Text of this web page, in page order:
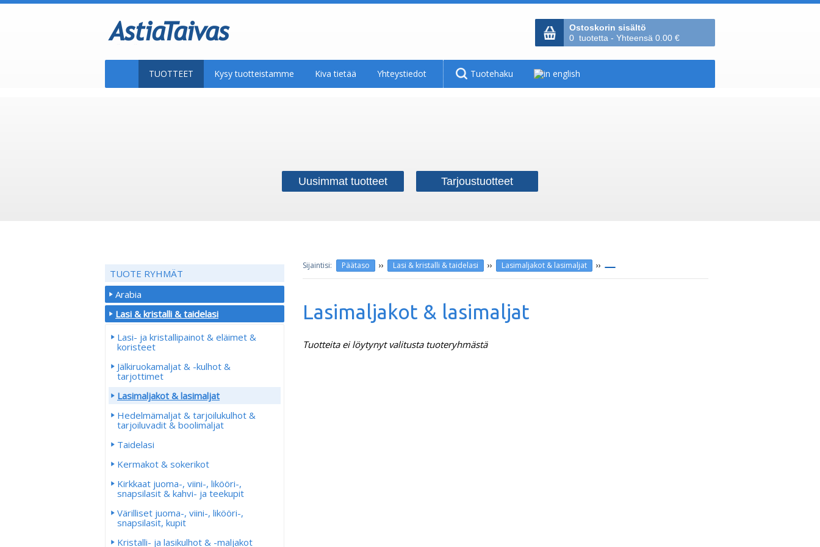
Ostoskorin sisältö
0 tuotetta - Yhteensä 0.00 €
TUOTTEET Kysy tuotteistamme Kiva tietää Yhteystiedot Tuotehaku
Uusimmat tuotteet Tarjoustuotteet
Päätaso ›› Lasi & kristalli & taidelasi ›› Lasimaljakot & lasimaljat ››
Lasimaljakot & lasimaljat
Tuotteita ei löytynyt valitusta tuoteryhmästä
TUOTE RYHMÄT
Arabia
Lasi & kristalli & taidelasi
Lasi- ja kristallipainot & eläimet &
koristeet
Jälkiruokamaljat & -kulhot &
tarjottimet
Lasimaljakot & lasimaljat
Hedelmämaljat & tarjoilukulhot &
tarjoiluvadit & boolimaljat
Taidelasi
Kermakot & sokerikot
Kirkkaat juoma-, viini-, likööri-,
snapsilasit & kahvi- ja teekupit
Värilliset juoma-, viini-, likööri-,
snapsilasit, kupit
Kristalli- ja lasikulhot & -maljakot